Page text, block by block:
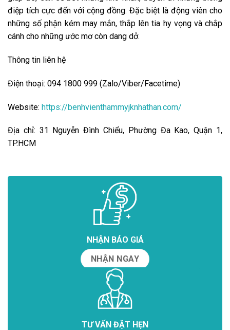
điệp tích cực đến với cộng đồng. Đặc biệt là động viên cho
những số phận kém may mắn, thắp lên tia hy vọng và chắp
cánh cho những ước mơ còn dang dở.
Thông tin liên hệ
Điện thoại: 094 1800 999 (Zalo/Viber/Facetime)
Website: https://benhvienthammyjknhathan.com/
Địa chỉ: 31 Nguyễn Đình Chiểu, Phường Đa Kao, Quận 1,
TP.HCM
NHẬN BÁO GIÁ
NHẬN NGAY
TƯ VẤN ĐẶT HẸN